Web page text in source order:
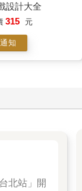
設計大全
315 元
知
北站」開